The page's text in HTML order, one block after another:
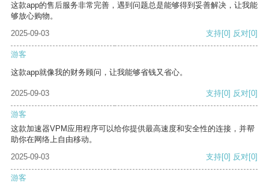
这款app的售后服务非常完善，遇到问题总是能够得到妥善解决，让我能
够放心购物。
2025-09-03
支持[0] 反对[0]
游客
这款app就像我的财务顾问，让我能够省钱又省心。
2025-09-03 支持[0] 反对[0]
游客
这款加速器VPM应用程序可以给你提供最高速度和安全性的连接，并帮
助你在网络上自由移动。
2025-09-03
支持[0] 反对[0]
游客